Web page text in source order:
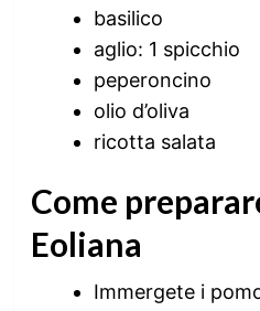
basilico
aglio: 1 spicchio
peperoncino
olio d’oliva
ricotta salata
Come
Eoliana
Immergete i